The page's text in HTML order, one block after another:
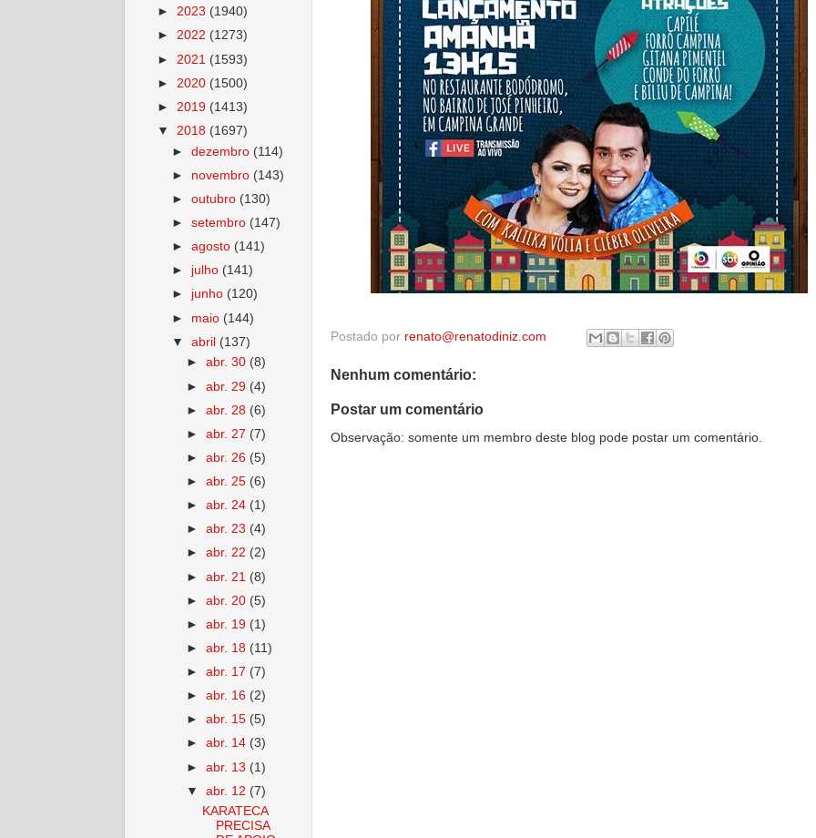
Postado por renato@renatodiniz.com
Nenhum comentário:
Postar um comentário
Observação: somente um membro deste blog pode postar um comentário.
► 2023 (1940)
► 2022 (1273)
► 2021 (1593)
► 2020 (1500)
► 2019 (1413)
▼ 2018 (1697)
►dezembro (114)
► novembro (143)
►outubro (130)
►setembro (147)
►agosto (141)
► julho (141)
► junho (120)
► maio (144)
▼abril (137)
►abr. 30 (8)
►abr. 29 (4)
►abr. 28 (6)
►abr. 27 (7)
►abr. 26 (5)
►abr. 25 (6)
►abr. 24 (1)
►abr. 23 (4)
►abr. 22 (2)
►abr. 21 (8)
►abr. 20 (5)
►abr. 19 (1)
►abr. 18 (11)
►abr. 17 (7)
►abr. 16 (2)
►abr. 15 (5)
►abr. 14 (3)
►abr. 13 (1)
▼abr. 12 (7)
KARATECA
PRECISA